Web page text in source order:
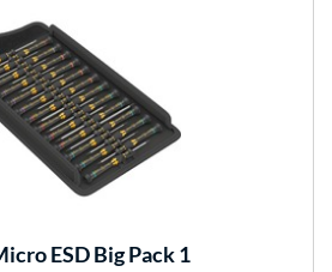
ESD Big Pack 1